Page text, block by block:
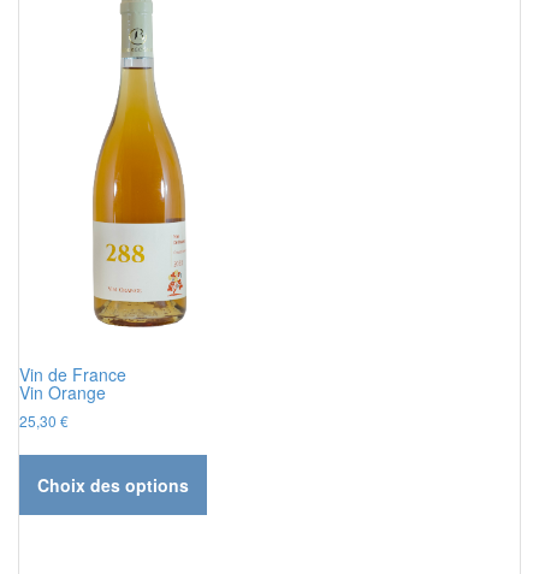
Vin de France
Vin Orange
25,30 €
Choix des options
Ce
plusieurs